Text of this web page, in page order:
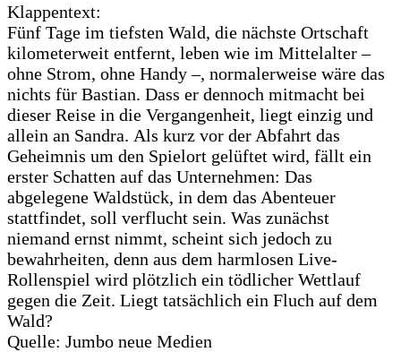
Klappentext:
Fünf Tage im tiefsten Wald, die nächste Ortschaft
kilometerweit entfernt, leben wie im Mittelalter –
ohne Strom, ohne Handy –, normalerweise wäre das
nichts für Bastian. Dass er dennoch mitmacht bei
dieser Reise in die Vergangenheit, liegt einzig und
allein an Sandra. Als kurz vor der Abfahrt das
Geheimnis um den Spielort gelüftet wird, fällt ein
erster Schatten auf das Unternehmen: Das
abgelegene Waldstück, in dem das Abenteuer
stattfindet, soll verflucht sein. Was zunächst
niemand ernst nimmt, scheint sich jedoch zu
bewahrheiten, denn aus dem harmlosen Live-
Rollenspiel wird plötzlich ein tödlicher Wettlauf
gegen die Zeit. Liegt tatsächlich ein Fluch auf dem
Wald?
Quelle: Jumbo neue Medien